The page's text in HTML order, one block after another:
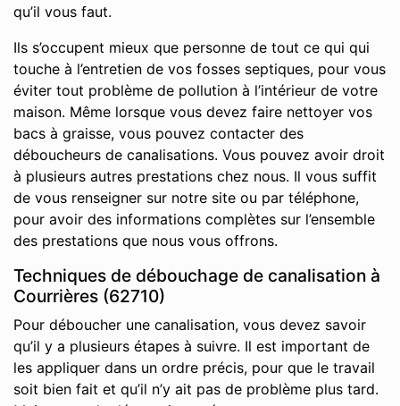
qu’il vous faut.
Ils s’occupent mieux que personne de tout ce qui qui
touche à l’entretien de vos fosses septiques, pour vous
éviter tout problème de pollution à l’intérieur de votre
maison. Même lorsque vous devez faire nettoyer vos
bacs à graisse, vous pouvez contacter des
déboucheurs de canalisations. Vous pouvez avoir droit
à plusieurs autres prestations chez nous. Il vous suffit
de vous renseigner sur notre site ou par téléphone,
pour avoir des informations complètes sur l’ensemble
des prestations que nous vous offrons.
Techniques de débouchage de canalisation à
Courrières (62710)
Pour déboucher une canalisation, vous devez savoir
qu’il y a plusieurs étapes à suivre. Il est important de
les appliquer dans un ordre précis, pour que le travail
soit bien fait et qu’il n’y ait pas de problème plus tard.